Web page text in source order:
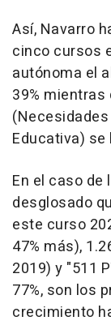
Así, Navarro
cinco cursos
autónoma el
39% mientras
Educativa) se
En el caso de
desglosado
este curso
47% más),
2019) y "511
77%, son los
crecimiento